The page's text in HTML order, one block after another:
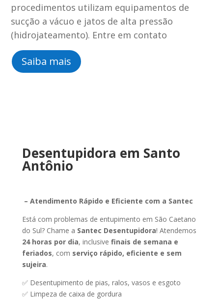
procedimentos utilizam equipamentos de
sucção a vácuo e jatos de alta pressão
(hidrojateamento). Entre em contato
Saiba mais
Desentupidora em Santo
Antônio
– Atendimento Rápido e Eficiente com a Santec
Está com problemas de entupimento em São Caetano
do Sul? Chame a Santec Desentupidora! Atendemos
24 horas por dia, inclusive finais de semana e
feriados, com serviço rápido, eficiente e sem
sujeira.
✅ Desentupimento de pias, ralos, vasos e esgoto
✅ Limpeza de caixa de gordura